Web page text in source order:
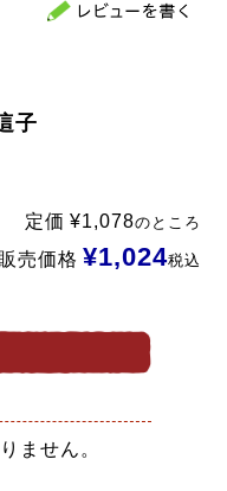
子
定価 ¥1,078のところ
販売価格 ¥1,024税込
ません。